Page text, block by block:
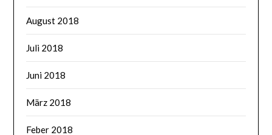
August 2018
Juli 2018
Juni 2018
März 2018
Feber 2018